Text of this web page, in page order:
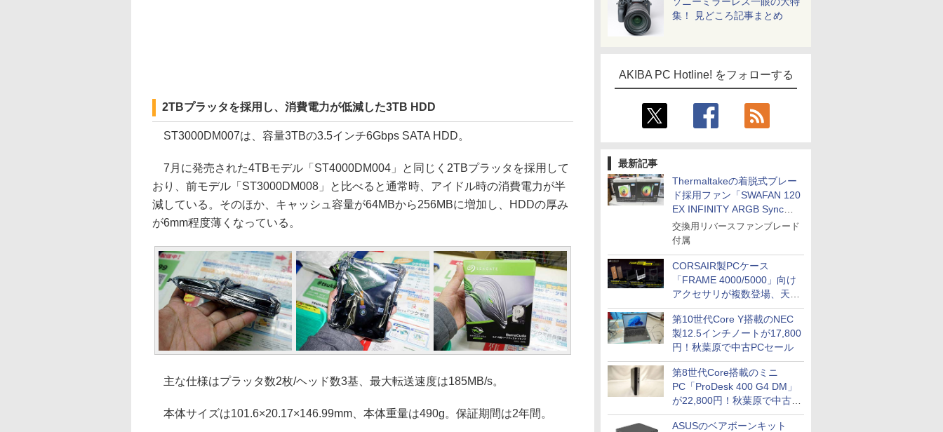
集！ 見どころ記事まとめ
AKIBA PC Hotline! をフォローする
最新記事
Thermaltakeの着脱式ブレー
ド採用ファン「SWAFAN 120
EX INFINITY ARGB Sync」
に単品パッケージ
交換用リバースファンブレード
付属
CORSAIR製PCケース
「FRAME 4000/5000」向け
アクセサリが複数登場、天然
木製パネルや背面コネクタ対
応トレイなど
第10世代Core Y搭載のNEC
製12.5インチノートが17,800
円！秋葉原で中古PCセール
第8世代Core搭載のミニ
PC「ProDesk 400 G4 DM」
が22,800円！秋葉原で中古
PCセール
ASUSのベアボーンキット
2TBプラッタを採用し、消費電力が低減した3TB HDD
ST3000DM007は、容量3TBの3.5インチ6Gbps SATA HDD。
7月に発売された4TBモデル「ST4000DM004」と同じく2TBプラッタを採用して
おり、前モデル「ST3000DM008」と比べると通常時、アイドル時の消費電力が半
減している。そのほか、キャッシュ容量が64MBから256MBに増加し、HDDの厚み
が6mm程度薄くなっている。
主な仕様はプラッタ数2枚/ヘッド数3基、最大転送速度は185MB/s。
本体サイズは101.6×20.17×146.99mm、本体重量は490g。保証期間は2年間。